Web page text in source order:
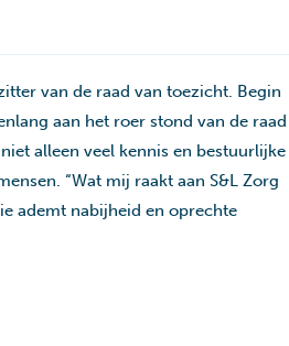
van de raad van toezicht. Begin
aan het roer stond van de raad
alleen veel kennis en bestuurlijke
“Wat mij raakt aan S&L Zorg
ademt nabijheid en oprechte